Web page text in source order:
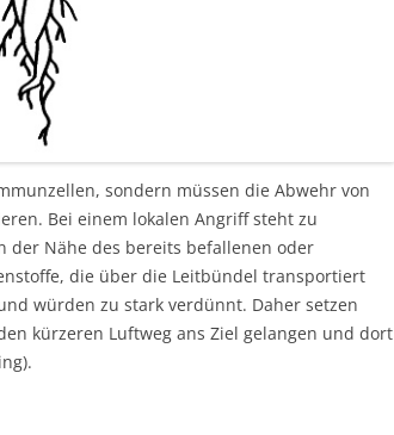
sondern müssen die Abwehr von
Bei einem lokalen Angriff steht zu
der Nähe des bereits befallenen oder
die über die Leitbündel transportiert
würden zu stark verdünnt. Daher setzen
kürzeren Luftweg ans Ziel gelangen und dort